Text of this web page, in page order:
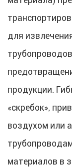
для
продукции.
«скребок»,
воздухом или
материалов в